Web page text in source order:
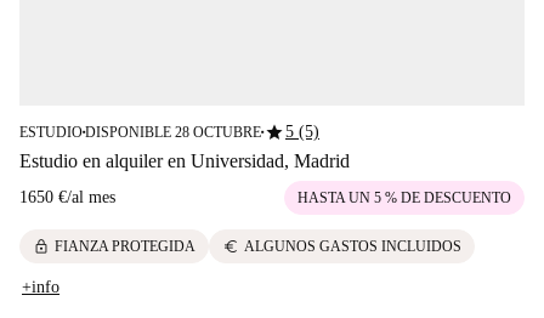
ESTUDIO■DISPONIBLE 28 OCTUBRE■star5 (5)
Estudio en alquiler en Universidad, Madrid
1650 €/al mes HASTA UN 5 % DE DESCUENTO
lock FIANZA PROTEGIDA euro ALGUNOS GASTOS INCLUIDOS
+info